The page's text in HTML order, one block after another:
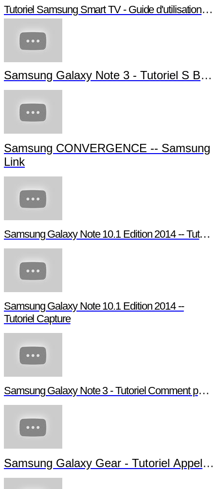
Tutoriel Samsung Smart TV - Guide d'utilisation
Samsung Galaxy Note 3 - Tutoriel S
Samsung CONVERGENCE -- Samsung
Link
Samsung Galaxy Note 10.1 Edition 2014 --
Samsung Galaxy Note 10.1 Edition 2014 --
Tutoriel Capture
Samsung Galaxy Note 3 - Tutoriel Comment
Samsung Galaxy Gear - Tutoriel Appels